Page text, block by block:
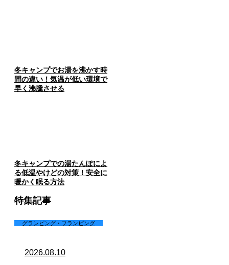
冬キャンプでお湯を沸かす時
間の違い！気温が低い環境で
早く沸騰させる
冬キャンプでの湯たんぽによ
る低温やけどの対策！安全に
暖かく眠る方法
特集記事
グランピング・フランピング
2026.08.10